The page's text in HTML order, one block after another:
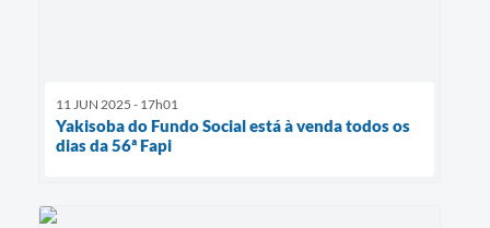
11 JUN 2025 - 17h01
Yakisoba do Fundo Social está à venda todos os
dias da 56ª Fapi